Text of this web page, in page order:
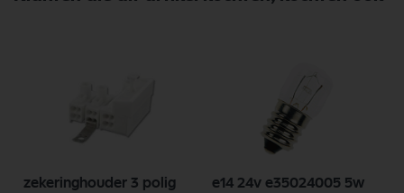
zekeringhouder 3 polig
e14 24v e35024005 5w